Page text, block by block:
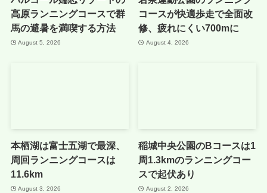
高原ランニングコースで群
馬の避暑を満喫する方法
August 5, 2026
コースが快適歩走で全面改
修、疲れにくい700mに
August 4, 2026
本栖湖は富士五湖で最深、
周回ランニングコースは
11.6km
August 3, 2026
稲城中央公園のBコースは1
周1.3kmのランニングコー
スで起伏あり
August 2, 2026